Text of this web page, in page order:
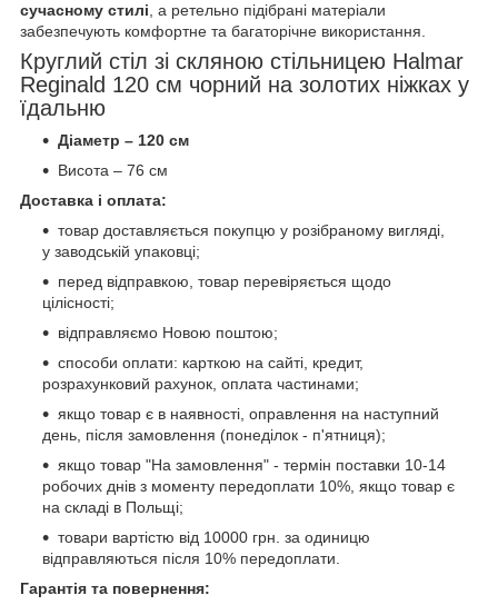
сучасному стилі, а ретельно підібрані матеріали
забезпечують комфортне та багаторічне використання.
Круглий стіл зі скляною стільницею Halmar
Reginald 120 см чорний на золотих ніжках у
їдальню
Діаметр – 120 см
Висота – 76 см
Доставка і оплата:
товар доставляється покупцю у розібраному вигляді,
у заводській упаковці;
перед відправкою, товар перевіряється щодо
цілісності;
відправляємо Новою поштою;
способи оплати: карткою на сайті, кредит,
розрахунковий рахунок, оплата частинами;
якщо товар є в наявності, оправлення на наступний
день, після замовлення (понеділок - п'ятниця);
якщо товар "На замовлення" - термін поставки 10-14
робочих днів з моменту передоплати 10%, якщо товар є
на складі в Польщі;
товари вартістю від 10000 грн. за одиницю
відправляються після 10% передоплати.
Гарантія та повернення: